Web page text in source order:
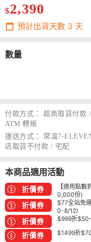
$2,390
預計出貨天數 3 天
數量
付款方式：
超商取貨付款
ATM 轉帳
運送方式：
常溫7-
店取貨不付款 / 宅配
本商品適用活動
折價券
【適用點
0,000份)
折價券
$77全站免
0-8/12)
折價券 $999折
折價券 $1499折